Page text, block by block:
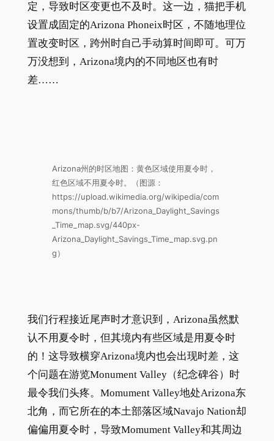
定，导致时区变更也不及时。这一边，猫把手机
设置成固定的Arizona Phoneix时区，不随地理位
置改变时区，跨州时自己手动算时间即可。可万
万没想到，Arizona境内的不同地区也有时
差……
Arizona州的时区地图：黄色区域使用夏令时，
红色区域不用夏令时。（图源：
https://upload.wikimedia.org/wikipedia/com
mons/thumb/b/b7/Arizona_Daylight_Savings
_Time_map.svg/440px-
Arizona_Daylight_Savings_Time_map.svg.pn
g）
我们行程接近尾声时才意识到，Arizona虽然默
认不用夏令时，但其境内有些区域是用夏令时
的！这导致横穿Arizona境内也会出现时差，这
个问题在游览Monument Valley（纪念碑谷）时
最令我们头疼。Momument Valley地处Arizona东
北角，而它所在的本土部落区域Navajo Nation却
偏偏用夏令时，导致Momument Valley和其周边